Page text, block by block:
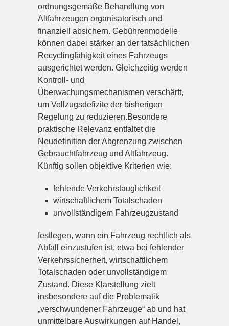
ordnungsgemäße Behandlung von
Altfahrzeugen organisatorisch und
finanziell absichern. Gebührenmodelle
können dabei stärker an der tatsächlichen
Recyclingfähigkeit eines Fahrzeugs
ausgerichtet werden. Gleichzeitig werden
Kontroll- und
Überwachungsmechanismen verschärft,
um Vollzugsdefizite der bisherigen
Regelung zu reduzieren.Besondere
praktische Relevanz entfaltet die
Neudefinition der Abgrenzung zwischen
Gebrauchtfahrzeug und Altfahrzeug.
Künftig sollen objektive Kriterien wie:
fehlende Verkehrstauglichkeit
wirtschaftlichem Totalschaden
unvollständigem Fahrzeugzustand
festlegen, wann ein Fahrzeug rechtlich als
Abfall einzustufen ist, etwa bei fehlender
Verkehrssicherheit, wirtschaftlichem
Totalschaden oder unvollständigem
Zustand. Diese Klarstellung zielt
insbesondere auf die Problematik
„verschwundener Fahrzeuge“ ab und hat
unmittelbare Auswirkungen auf Handel,